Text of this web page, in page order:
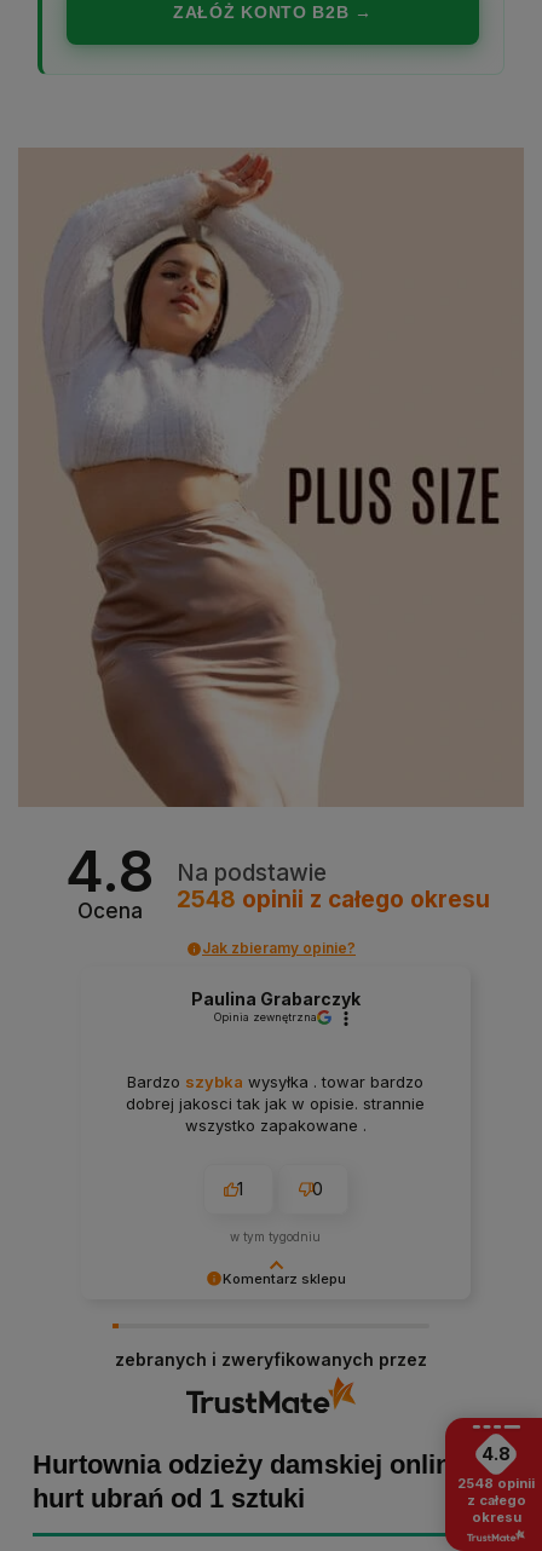
ZAŁÓŻ KONTO B2B →
4.8
Ocena
Na podstawie
2548 opinii z całego okresu
Jak zbieramy opinie?
Komentarz sklepu
skrzydeł, dlatego tym bardziej cieszymy się, że
zakup przebiegł pomyślnie. Obiecujemy
utrzymać dobrą passę - zapraszamy ponownie! :)
Paulina Grabarczyk
Opinia zewnętrzna
Bardzo szybka wysyłka . towar bardzo
dobrej jakosci tak jak w opisie. strannie
wszystko zapakowane .
1 0
w tym tygodniu
zebranych i zweryfikowanych przez
Hurtownia odzieży damskiej online -
hurt ubrań od 1 sztuki
4.8
2548 opinii
z całego
okresu